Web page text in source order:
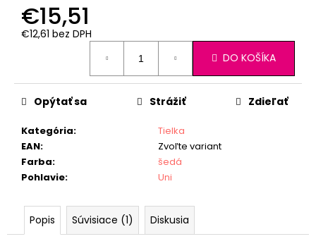
€15,51
€12,61 bez DPH
DO KOŠÍKA
Kategória:
Tielka
EAN:
Zvoľte variant
Farba:
šedá
Pohlavie: Uni
Opýtať sa Strážiť Zdieľať
Popis Súvisiace (1) Diskusia
KRÉMOVÁ
FARMA
€54,58